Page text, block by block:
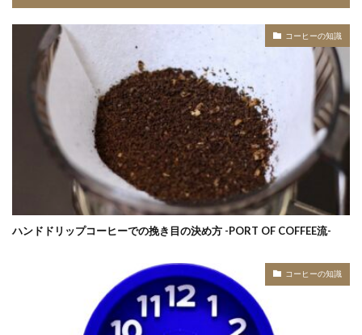
コーヒーの知識
ハンドドリップコーヒーでの挽き目の決め方 -PORT OF COFFEE流-
コーヒーの知識